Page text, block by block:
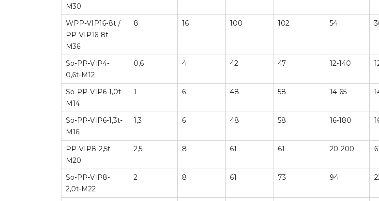
M30
WPP-VIP16-8t /
PP-VIP16-8t-
M36
8 16 100 102 54
So-PP-VIP4-
0,6t-M12
0,6 4 42 47 12-140
So-PP-VIP6-1,0t-
M14
1 6 48 58 14-65
So-PP-VIP6-1,3t-
M16
1,3 6 48 58 16-180
PP-VIP8-2,5t-
M20
2,5 8 61 61 20-200
So-PP-VIP8-
2,0t-M22
2 8 61 73 94